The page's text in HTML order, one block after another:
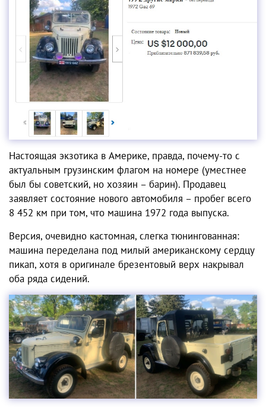
Настоящая экзотика в Америке, правда, почему-то с
актуальным грузинским флагом на номере (уместнее
был бы советский, но хозяин – барин). Продавец
заявляет состояние нового автомобиля – пробег всего
8 452 км при том, что машина 1972 года выпуска.
Версия, очевидно кастомная, слегка тюнингованная:
машина переделана под милый американскому сердцу
пикап, хотя в оригинале брезентовый верх накрывал
оба ряда сидений.